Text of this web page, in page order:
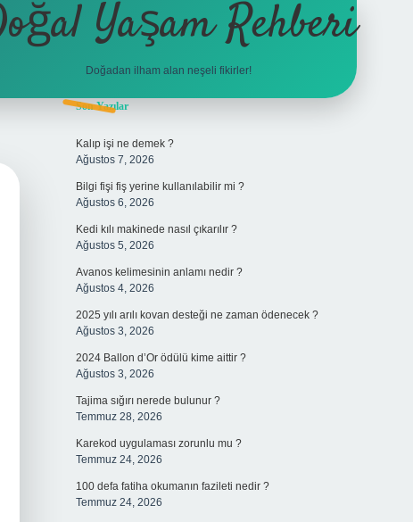
Yaşam Rehberi
Doğadan ilham alan neşeli fikirler!
Sidebar
Son Yazılar
Kalıp işi ne demek ?
Ağustos 7, 2026
Bilgi fişi fiş yerine kullanılabilir mi ?
Ağustos 6, 2026
Kedi kılı makinede nasıl çıkarılır ?
Ağustos 5, 2026
Avanos kelimesinin anlamı nedir ?
Ağustos 4, 2026
2025 yılı arılı kovan desteği ne zaman ödenecek ?
Ağustos 3, 2026
2024 Ballon d’Or ödülü kime aittir ?
Ağustos 3, 2026
Tajima sığırı nerede bulunur ?
Temmuz 28, 2026
Karekod uygulaması zorunlu mu ?
Temmuz 24, 2026
100 defa fatiha okumanın fazileti nedir ?
Temmuz 24, 2026